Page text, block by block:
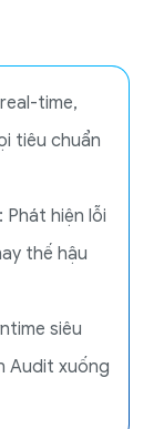
time,
tiêu chuẩn
hiện lỗi
thế hậu
siêu
Audit xuống